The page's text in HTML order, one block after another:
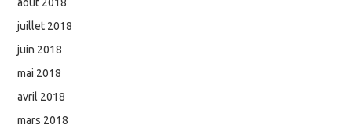
juillet 2018
juin 2018
mai 2018
avril 2018
mars 2018